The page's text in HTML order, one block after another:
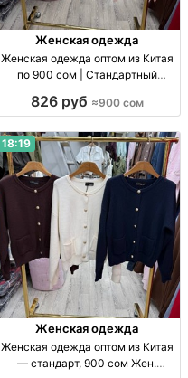
Женская одежда
Женская одежда оптом из Китая
по 900 сом | Стандартный
стандарт, Китай, 900 сом/шт.
826 руб ≈900 сом
18:19
Женская одежда
Женская одежда оптом из Китая
— стандарт, 900 сом Жен.